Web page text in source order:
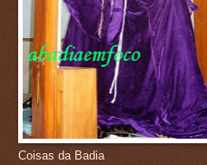
Coisas da Badia